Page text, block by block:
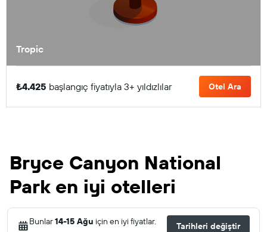
Tropic
₺4.425 başlangıç fiyatıyla 3+ yıldızlılar Otel Ara
Bryce Canyon National
Park en iyi otelleri
Bunlar14-15 Ağu için en iyi fiyatlar. Tarihleri değiştir